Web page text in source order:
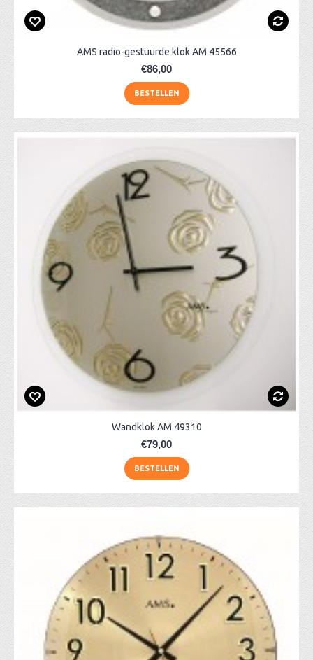
AMS radio-gestuurde klok AM 45566
€86,00
BESTELLEN
Wandklok AM 49310
€79,00
BESTELLEN